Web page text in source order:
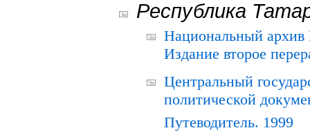
Республика
Национальный архив
Издание второе
Центральный
политической
Путеводитель. 1999